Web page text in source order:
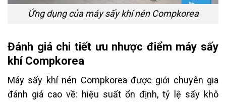
Ứng dụng của máy sấy khí nén Compkorea
Đánh giá chi tiết ưu nhược điểm máy sấy
khí Compkorea
Máy sấy khí nén Compkorea được giới chuyên gia
đánh giá cao về: hiệu suất ổn định, tỷ lệ sấy khô